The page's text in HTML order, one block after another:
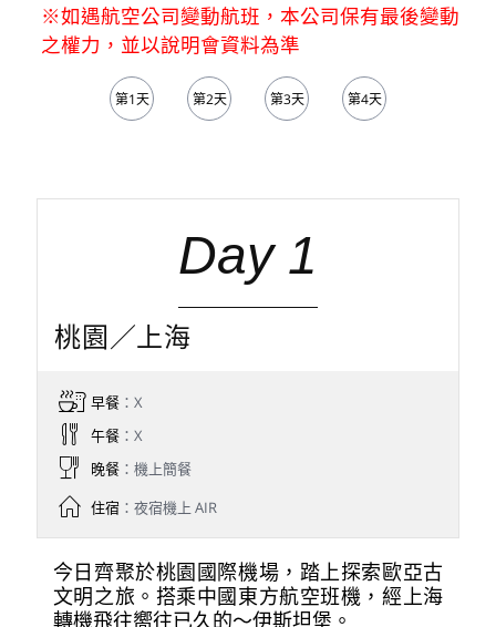
※如遇航空公司變動航班，本公司保有最後變動
之權力，並以說明會資料為準
第1天 第2天 第3天 第4天
Day 1
桃園／上海
早餐：X
午餐：X
晚餐：機上簡餐
住宿：夜宿機上 AIR
今日齊聚於桃園國際機場，踏上探索歐亞古
文明之旅。搭乘中國東方航空班機，經上海
轉機飛往嚮往已久的～伊斯坦堡。